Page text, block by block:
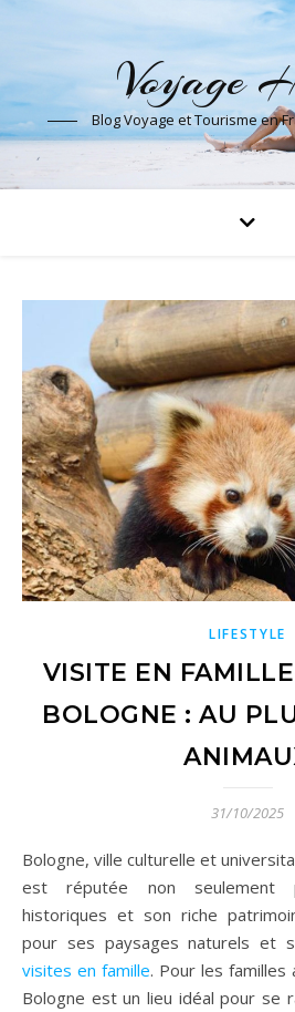
Voyage
Blog Voyage et Tourisme en
LIFESTYLE
VISITE EN
BOLOGNE : AU
31/10/2025
Bologne, ville culturelle et universitaire renommée en Italie,
est réputée non seulement
historiques et son riche
pour ses paysages naturels et
visites en famille. Pour les
Bologne est un lieu idéal pour se